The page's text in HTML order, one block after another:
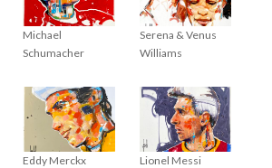
Michael
Schumacher
Serena & Venus
Williams
Eddy Merckx Lionel Messi